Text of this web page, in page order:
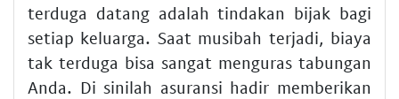
terduga datang adalah tindakan bijak bagi
setiap keluarga. Saat musibah terjadi, biaya
tak terduga bisa sangat menguras tabungan
Anda. Di sinilah asuransi hadir memberikan